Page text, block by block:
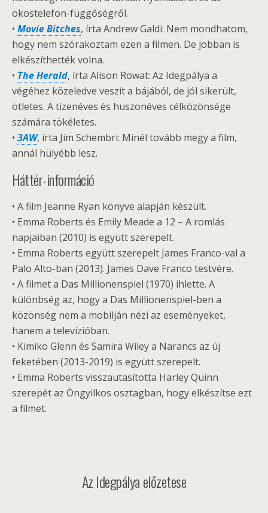
okostelefon-függőségről.
• Movie Bitches, írta Andrew Galdi: Nem mondhatom,
hogy nem szórakoztam ezen a filmen. De jobban is
elkészíthették volna.
• The Herald, írta Alison Rowat: Az Idegpálya a
végéhez közeledve veszít a bájából, de jól sikerült,
ötletes. A tizenéves és huszonéves célközönsége
számára tökéletes.
• 3AW, írta Jim Schembri: Minél tovább megy a film,
annál hülyébb lesz.
Háttér-információ
• A film Jeanne Ryan könyve alapján készült.
• Emma Roberts és Emily Meade a 12 – A romlás
napjaiban (2010) is együtt szerepelt.
• Emma Roberts együtt szerepelt James Franco-val a
Palo Alto-ban (2013). James Dave Franco testvére.
• A filmet a Das Millionenspiel (1970) ihlette. A
különbség az, hogy a Das Millionenspiel-ben a
közönség nem a mobilján nézi az eseményeket,
hanem a televízióban.
• Kimiko Glenn és Samira Wiley a Narancs az új
feketében (2013-2019) is együtt szerepelt.
• Emma Roberts visszautasította Harley Quinn
szerepét az Öngyilkos osztagban, hogy elkészítse ezt
a filmet.
Az Idegpálya előzetese